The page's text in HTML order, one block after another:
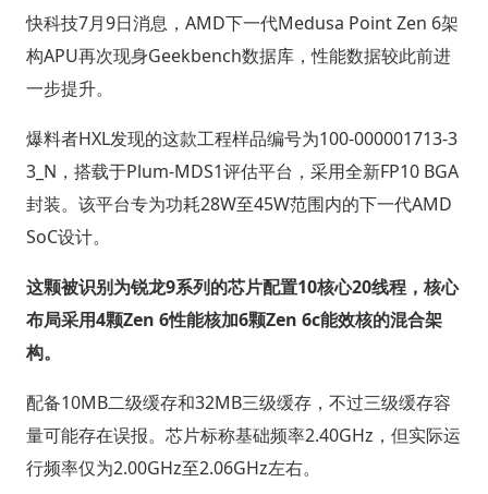
快科技7月9日消息，AMD下一代Medusa Point Zen 6架
构APU再次现身Geekbench数据库，性能数据较此前进
一步提升。
爆料者HXL发现的这款工程样品编号为100-000001713-3
3_N，搭载于Plum-MDS1评估平台，采用全新FP10 BGA
封装。该平台专为功耗28W至45W范围内的下一代AMD
SoC设计。
这颗被识别为锐龙9系列的芯片配置10核心20线程，核心
布局采用4颗Zen 6性能核加6颗Zen 6c能效核的混合架
构。
配备10MB二级缓存和32MB三级缓存，不过三级缓存容
量可能存在误报。芯片标称基础频率2.40GHz，但实际运
行频率仅为2.00GHz至2.06GHz左右。